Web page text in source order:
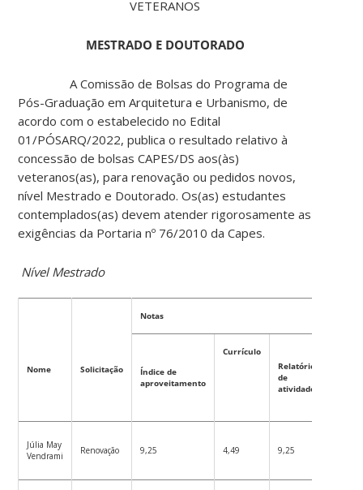
VETERANOS
MESTRADO E DOUTORADO
A Comissão de Bolsas do Programa de
Pós-Graduação em Arquitetura e Urbanismo, de
acordo com o estabelecido no Edital
01/PÓSARQ/2022, publica o resultado relativo à
concessão de bolsas CAPES/DS aos(às)
veteranos(as), para renovação ou pedidos novos,
nível Mestrado e Doutorado. Os(as) estudantes
contemplados(as) devem atender rigorosamente as
exigências da Portaria nº 76/2010 da Capes.
Nível Mestrado
Nome Solicitação
Notas
Índice de
aproveitamento
Currículo
Relatório
de
atividades
Júlia May
Vendrami
Renovação 9,25 4,49 9,25